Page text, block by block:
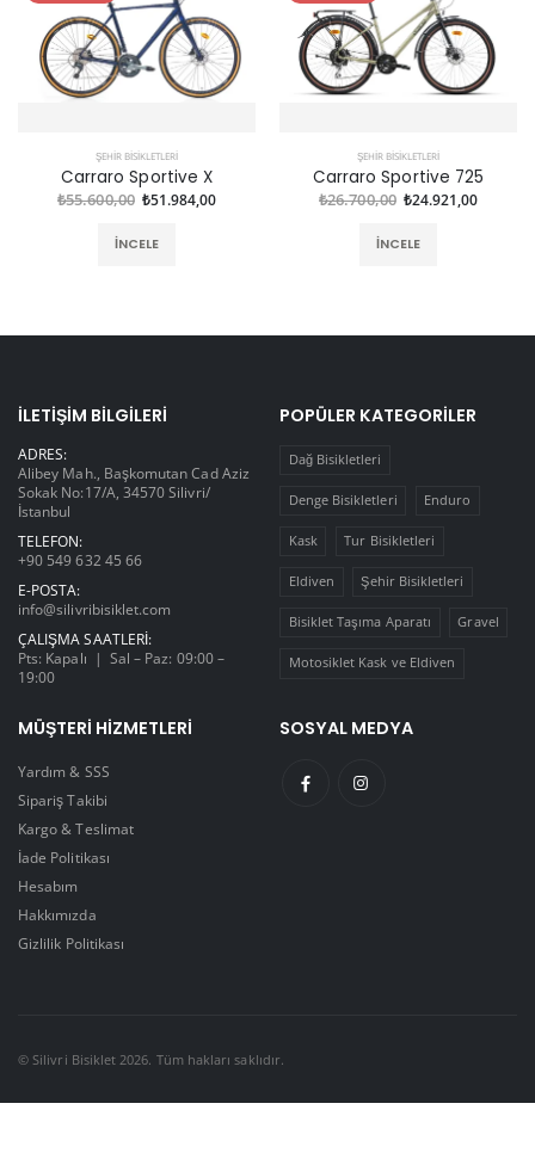
ŞEHIR BISIKLETLERI
Carraro Sportive X
₺55.600,00 ₺51.984,00
İNCELE
ŞEHIR BISIKLETLERI
Carraro Sportive 725
₺26.700,00 ₺24.921,00
İNCELE
İLETIŞIM BILGILERI
ADRES:
Alibey Mah., Başkomutan Cad Aziz
Sokak No:17/A, 34570 Silivri/
İstanbul
TELEFON:
+90 549 632 45 66
E-POSTA:
info@silivribisiklet.com
ÇALIŞMA SAATLERI:
Pts: Kapalı | Sal – Paz: 09:00 –
19:00
POPÜLER KATEGORILER
Dağ Bisikletleri
Denge Bisikletleri Enduro
Kask Tur Bisikletleri
Eldiven Şehir Bisikletleri
Bisiklet Taşıma Aparatı Gravel
Motosiklet Kask ve Eldiven
MÜŞTERI HIZMETLERI
Yardım & SSS
Sipariş Takibi
Kargo & Teslimat
İade Politikası
Hesabım
Hakkımızda
Gizlilik Politikası
SOSYAL MEDYA
© Silivri Bisiklet 2026. Tüm hakları saklıdır.